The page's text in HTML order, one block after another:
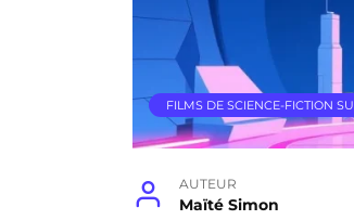
FILMS DE SCIENCE-FICTION
AUTEUR
Maïté Simon